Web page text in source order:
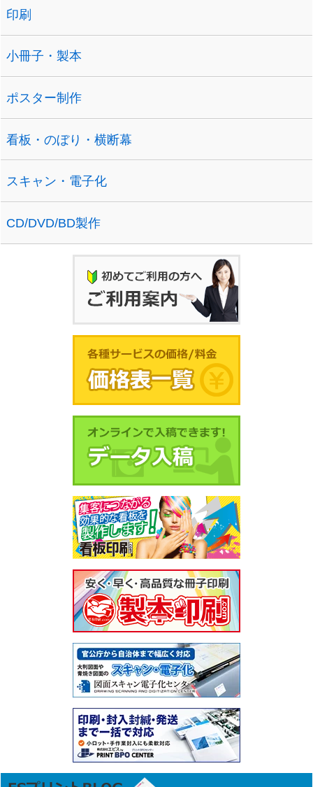
印刷
小冊子・製本
ポスター制作
看板・のぼり・横断幕
スキャン・電子化
CD/DVD/BD製作